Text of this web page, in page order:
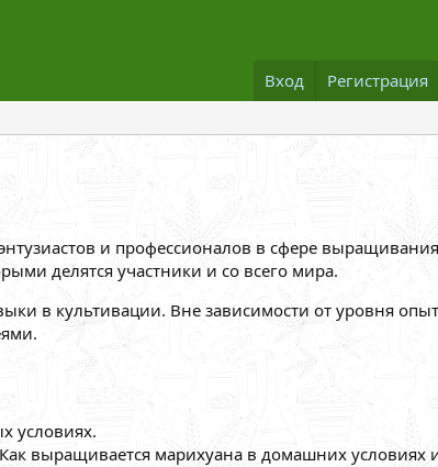
Вход Регистрация
и профессионалов в сфере
делятся участники и со всего мира.
в культивации. Вне зависимости от уровня
условиях.
выращивается марихуана в домашних условиях